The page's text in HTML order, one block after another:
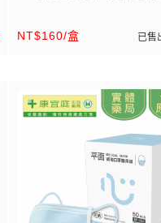
口罩大小可以參考圖片的尺寸~
NT$160/盒 已售